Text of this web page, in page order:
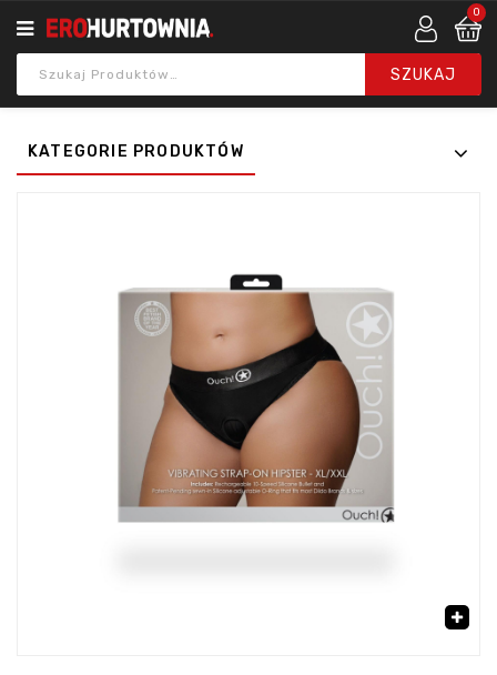
0
KATEGORIE PRODUKTÓW